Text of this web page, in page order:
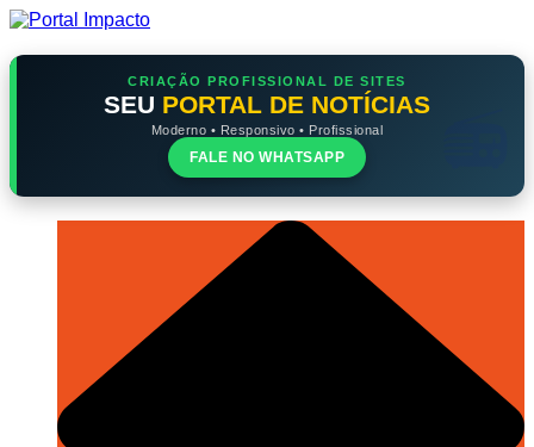
Ir
o
CRIAÇÃO PROFISSIONAL DE SITES
SEU PORTAL DE NOTÍCIAS
Moderno • Responsivo • Profissional
FALE NO WHATSAPP